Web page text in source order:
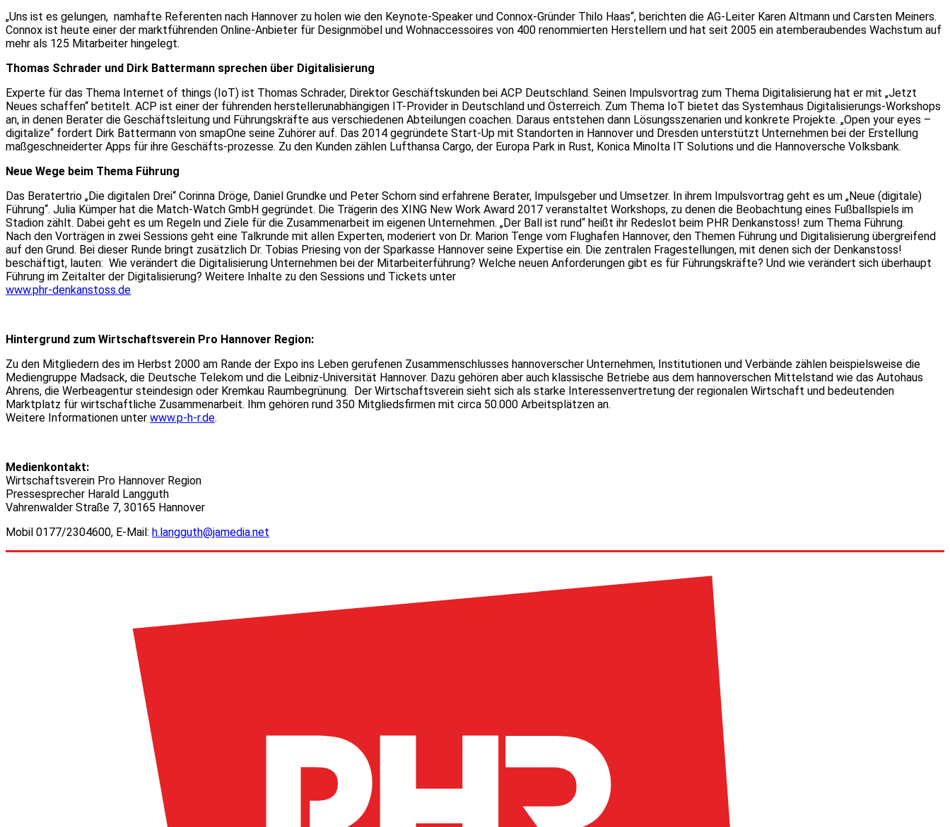
„Uns ist es gelungen, namhafte Referenten nach Hannover zu holen wie den Keynote-Speaker und Connox-Gründer Thilo Haas“, berichten die AG-Leiter Karen Altmann und Carsten Meiners.
Connox ist heute einer der marktführenden Online-Anbieter für Designmöbel und Wohnaccessoires von 400 renommierten Herstellern und hat seit 2005 ein atemberaubendes Wachstum auf
mehr als 125 Mitarbeiter hingelegt.
Thomas Schrader und Dirk Battermann sprechen über Digitalisierung
Experte für das Thema Internet of things (IoT) ist Thomas Schrader, Direktor Geschäftskunden bei ACP Deutschland. Seinen Impulsvortrag zum Thema Digitalisierung hat er mit „Jetzt
Neues schaffen“ betitelt. ACP ist einer der führenden herstellerunabhängigen IT-Provider in Deutschland und Österreich. Zum Thema IoT bietet das Systemhaus Digitalisierungs-Workshops
an, in denen Berater die Geschäftsleitung und Führungskräfte aus verschiedenen Abteilungen coachen. Daraus entstehen dann Lösungsszenarien und konkrete Projekte. „Open your eyes –
digitalize“ fordert Dirk Battermann von smapOne seine Zuhörer auf. Das 2014 gegründete Start-Up mit Standorten in Hannover und Dresden unterstützt Unternehmen bei der Erstellung
maßgeschneiderter Apps für ihre Geschäfts-prozesse. Zu den Kunden zählen Lufthansa Cargo, der Europa Park in Rust, Konica Minolta IT Solutions und die Hannoversche Volksbank.
Neue Wege beim Thema Führung
Das Beratertrio „Die digitalen Drei“ Corinna Dröge, Daniel Grundke und Peter Schorn sind erfahrene Berater, Impulsgeber und Umsetzer. In ihrem Impulsvortrag geht es um „Neue (digitale)
Führung“. Julia Kümper hat die Match-Watch GmbH gegründet. Die Trägerin des XING New Work Award 2017 veranstaltet Workshops, zu denen die Beobachtung eines Fußballspiels im
Stadion zählt. Dabei geht es um Regeln und Ziele für die Zusammenarbeit im eigenen Unternehmen. „Der Ball ist rund“ heißt ihr Redeslot beim PHR Denkanstoss! zum Thema Führung.
Nach den Vorträgen in zwei Sessions geht eine Talkrunde mit allen Experten, moderiert von Dr. Marion Tenge vom Flughafen Hannover, den Themen Führung und Digitalisierung übergreifend
auf den Grund. Bei dieser Runde bringt zusätzlich Dr. Tobias Priesing von der Sparkasse Hannover seine Expertise ein. Die zentralen Fragestellungen, mit denen sich der Denkanstoss!
beschäftigt, lauten: Wie verändert die Digitalisierung Unternehmen bei der Mitarbeiterführung? Welche neuen Anforderungen gibt es für Führungskräfte? Und wie verändert sich überhaupt
Führung im Zeitalter der Digitalisierung? Weitere Inhalte zu den Sessions und Tickets unter
www.phr-denkanstoss.de
Hintergrund zum Wirtschaftsverein Pro Hannover Region:
Zu den Mitgliedern des im Herbst 2000 am Rande der Expo ins Leben gerufenen Zusammenschlusses hannoverscher Unternehmen, Institutionen und Verbände zählen beispielsweise die
Mediengruppe Madsack, die Deutsche Telekom und die Leibniz-Universität Hannover. Dazu gehören aber auch klassische Betriebe aus dem hannoverschen Mittelstand wie das Autohaus
Ahrens, die Werbeagentur steindesign oder Kremkau Raumbegrünung. Der Wirtschaftsverein sieht sich als starke Interessenvertretung der regionalen Wirtschaft und bedeutenden
Marktplatz für wirtschaftliche Zusammenarbeit. Ihm gehören rund 350 Mitgliedsfirmen mit circa 50.000 Arbeitsplätzen an.
Weitere Informationen unter www.p-h-r.de.
Medienkontakt:
Wirtschaftsverein Pro Hannover Region
Pressesprecher Harald Langguth
Vahrenwalder Straße 7, 30165 Hannover
Mobil 0177/2304600, E-Mail: h.langguth@jamedia.net